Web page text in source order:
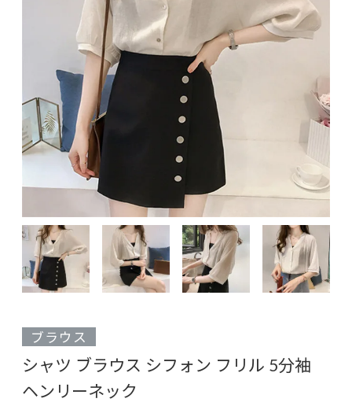
ブラウス
シャツ ブラウス シフォン フリル 5分袖
ヘンリーネック